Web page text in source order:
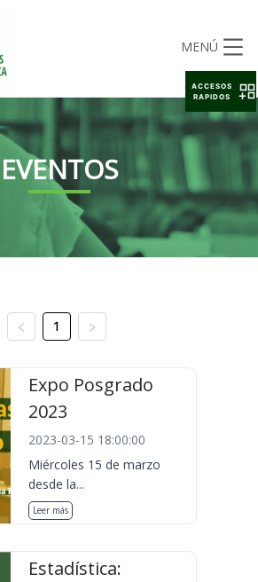
MENÚ
EVENTOS
1
Expo Posgrado
2023
2023-03-15 18:00:00
Miércoles 15 de marzo
desde la...
Leer más
Estadística:
ACCESOS
RAPIDOS